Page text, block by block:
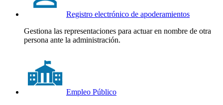
Registro electrónico de apoderamientos
Gestiona las representaciones para actuar en nombre de otra
persona ante la administración.
Empleo Público